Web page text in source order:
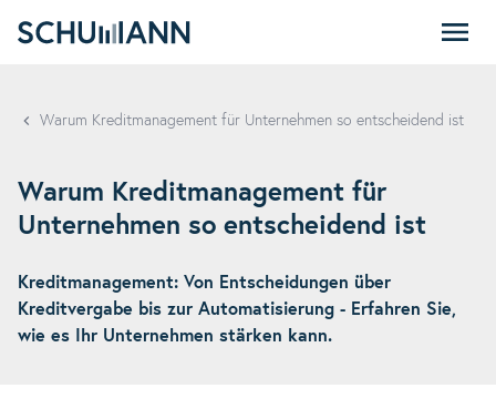
Warum Kreditmanagement für Unternehmen so entscheidend ist
Warum Kreditmanagement für
Unternehmen so entscheidend ist
Kreditmanagement: Von Entscheidungen über
Kreditvergabe bis zur Automatisierung - Erfahren Sie,
wie es Ihr Unternehmen stärken kann.